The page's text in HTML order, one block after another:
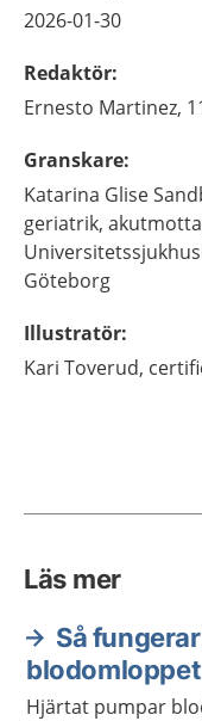
2026-01-30
Redaktör:
Ernesto Martinez,
Granskare:
Katarina Glise
geriatrik,
Göteborg
Illustratör:
Kari Toverud,
Läs mer
Så
blodomloppet
Hjärtat pumpar